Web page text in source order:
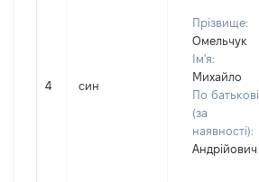
4 син
Прізвище:
Омельчук
Ім'я:
Михайло
По батькові
(за
наявності):
Андрійович